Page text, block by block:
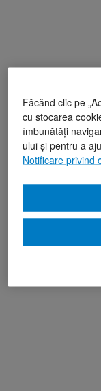
Făcând clic pe
cu stocarea
îmbunătăți
ului și pentru a
Notificare privind